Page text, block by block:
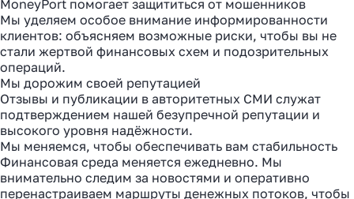
MoneyPort помогает защититься от мошенников
Мы уделяем особое внимание информированности
клиентов: объясняем возможные риски, чтобы вы не
стали жертвой финансовых схем и подозрительных
операций.
Мы дорожим своей репутацией
Отзывы и публикации в авторитетных СМИ служат
подтверждением нашей безупречной репутации и
высокого уровня надёжности.
Мы меняемся, чтобы обеспечивать вам стабильность
Финансовая среда меняется ежедневно. Мы
внимательно следим за новостями и оперативно
перенастраиваем маршруты денежных потоков, чтобы